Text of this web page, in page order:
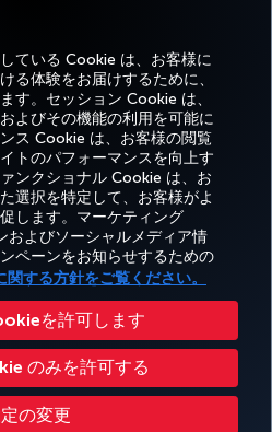
ている Cookie は、お客様に
る体験をお届けするために、
す。セッション Cookie は、
よびその機能の利用を可能に
ス Cookie は、お客様の閲覧
トのパフォーマンスを向上す
ンクショナル Cookie は、お
選択を特定して、お客様がよ
します。マーケティング
よびソーシャルメディア情
ペーンをお知らせするための
する方針をご覧ください。
を許可します
のみを許可する
の変更
WI-FI
YouTubeLinkedIn
Tiktokブログ
Miles&Smiles
Corporate
Club
クッキーポリシー 法律上のお知らせ 搭乗者の権利
の変更 EU データ主体の権利
Copyright © 1996 - 2025